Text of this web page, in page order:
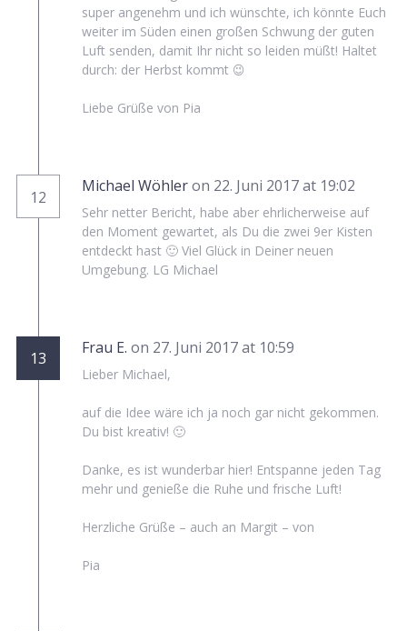
super angenehm und ich wünschte, ich könnte Euch
weiter im Süden einen großen Schwung der guten
Luft senden, damit Ihr nicht so leiden müßt! Haltet
durch: der Herbst kommt 😉
Liebe Grüße von Pia
12
Michael Wöhleron 22. Juni 2017 at 19:02
Sehr netter Bericht, habe aber ehrlicherweise auf
den Moment gewartet, als Du die zwei 9er Kisten
entdeckt hast 🙂 Viel Glück in Deiner neuen
Umgebung. LG Michael
13
Frau E. on 27. Juni 2017 at 10:59
Lieber Michael,
auf die Idee wäre ich ja noch gar nicht gekommen.
Du bist kreativ! 🙂
Danke, es ist wunderbar hier! Entspanne jeden Tag
mehr und genieße die Ruhe und frische Luft!
Herzliche Grüße – auch an Margit – von
Pia